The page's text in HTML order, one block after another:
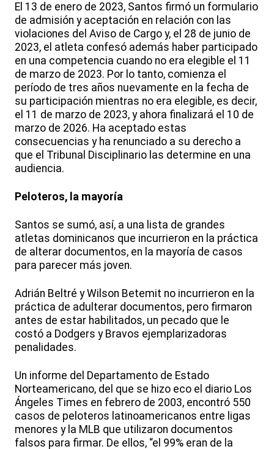
El 13 de enero de 2023, Santos firmó un formulario
de admisión y aceptación en relación con las
violaciones del Aviso de Cargo y, el 28 de junio de
2023, el atleta confesó además haber participado
en una competencia cuando no era elegible el 11
de marzo de 2023. Por lo tanto, comienza el
período de tres años nuevamente en la fecha de
su participación mientras no era elegible, es decir,
el 11 de marzo de 2023, y ahora finalizará el 10 de
marzo de 2026. Ha aceptado estas
consecuencias y ha renunciado a su derecho a
que el Tribunal Disciplinario las determine en una
audiencia.
Peloteros, la mayoría
Santos se sumó, así, a una lista de grandes
atletas dominicanos que incurrieron en la práctica
de alterar documentos, en la mayoría de casos
para parecer más joven.
Adrián Beltré y Wilson Betemit no incurrieron en la
práctica de adulterar documentos, pero firmaron
antes de estar habilitados, un pecado que le
costó a Dodgers y Bravos ejemplarizadoras
penalidades.
Un informe del Departamento de Estado
Norteamericano, del que se hizo eco el diario Los
Ángeles Times en febrero de 2003, encontró 550
casos de peloteros latinoamericanos entre ligas
menores y la MLB que utilizaron documentos
falsos para firmar. De ellos, “el 99% eran de la